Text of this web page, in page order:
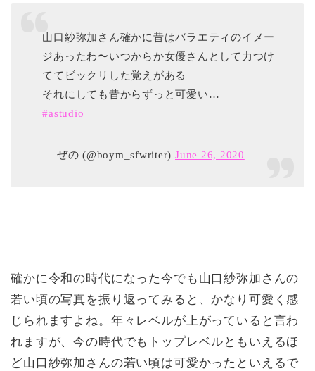
山口紗弥加さん確かに昔はバラエティのイメー
ジあったわ〜いつからか女優さんとして力つけ
ててビックリした覚えがある
それにしても昔からずっと可愛い…
#astudio
— ぜの (@boym_sfwriter) June 26, 2020
確かに令和の時代になった今でも山口紗弥加さんの
若い頃の写真を振り返ってみると、かなり可愛く感
じられますよね。年々レベルが上がっていると言わ
れますが、今の時代でもトップレベルともいえるほ
ど山口紗弥加さんの若い頃は可愛かったといえるで